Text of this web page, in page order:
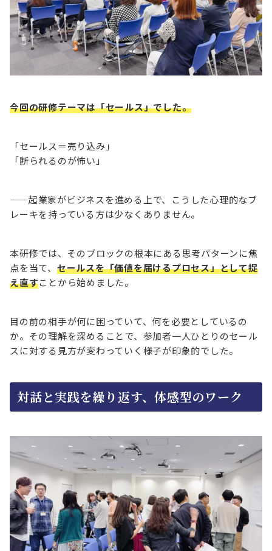
今回の研修テーマは「セールス」でした。
「セールス＝売り込み」
「断られるのが怖い」
——起業家がビジネスを進める上で、こうした心理的なブ
レーキを持っている方は少なくありません。
本研修では、そのブロックの根本にある思考パターンに焦
点を当て、 セールスを「価値を届けるプロセス」として捉
え直すことから始めました。
目の前の相手が何に困っていて、何を必要としているの
か。その理解を深めることで、参加者一人ひとりのセール
スに対する見方が変わっていく様子が印象的でした。
対話と実践を繰り返す、体感型のワーク